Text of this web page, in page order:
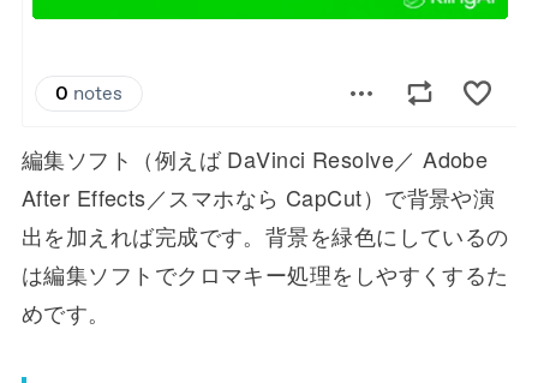
編集ソフト（例えば DaVinci Resolve／ Adobe
After Effects／スマホなら CapCut）で背景や演
出を加えれば完成です。背景を緑色にしているの
は編集ソフトでクロマキー処理をしやすくするた
めです。